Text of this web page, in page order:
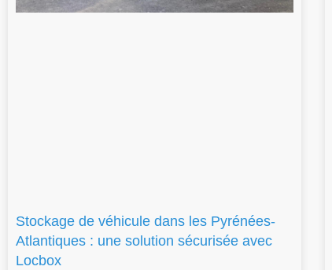
Stockage de véhicule dans les Pyrénées-
Atlantiques : une solution sécurisée avec
Locbox